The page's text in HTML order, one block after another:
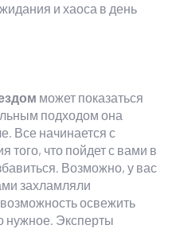
и хаоса в день
может показаться
подходом она
Все начинается с
того, что пойдет с вами в
Возможно, у вас
захламляли
освежить
нужное. Эксперты